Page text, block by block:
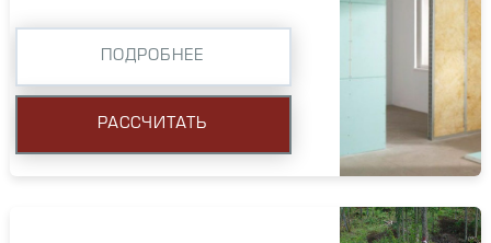
ПОДРОБНЕЕ
РАССЧИТАТЬ